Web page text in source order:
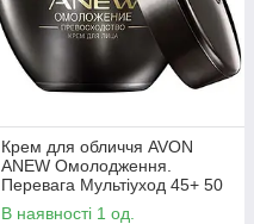
Крем для обличчя AVON
ANEW Омолодження.
Перевага Мультіуход 45+ 50
мл (1310969)
В наявності 1 од.